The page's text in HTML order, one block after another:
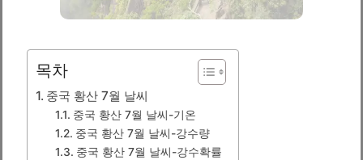
목차
중국 황산 7월 날씨
중국 황산 7월 날씨-기온
중국 황산 7월 날씨-강수량
중국 황산 7월 날씨-강수확률